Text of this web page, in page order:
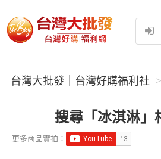
台灣大批發｜台灣好購福利社
台灣大批發｜台灣好購福利社
搜尋「冰淇淋」
更多商品實拍：